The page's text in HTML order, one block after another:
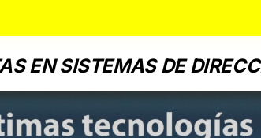
EN SISTEMAS DE